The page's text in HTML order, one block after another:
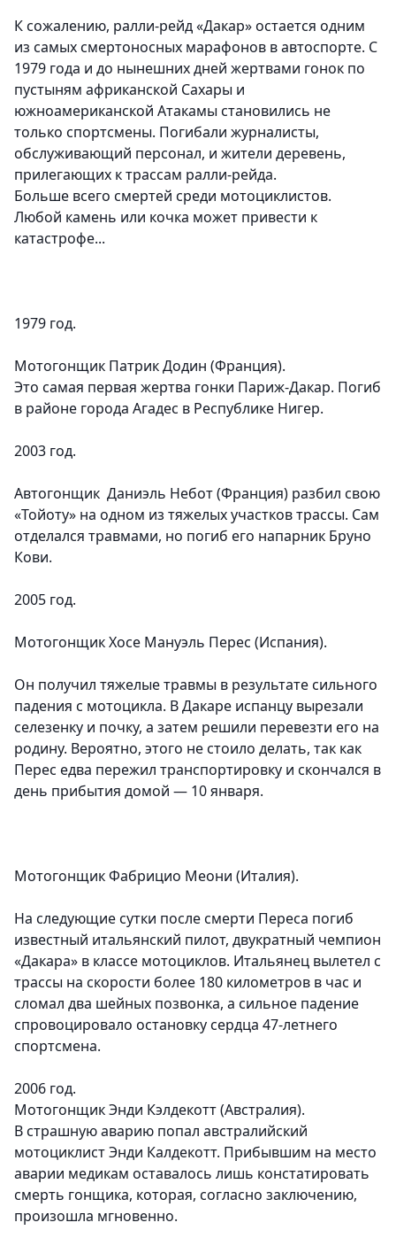
К сожалению, ралли-рейд «Дакар» остается одним
из самых смертоносных марафонов в автоспорте. С
1979 года и до нынешних дней жертвами гонок по
пустыням африканской Сахары и
южноамериканской Атакамы становились не
только спортсмены. Погибали журналисты,
обслуживающий персонал, и жители деревень,
прилегающих к трассам ралли-рейда.
Больше всего смертей среди мотоциклистов.
Любой камень или кочка может привести к
катастрофе...
1979 год.
Мотогонщик Патрик Додин (Франция).
Это самая первая жертва гонки Париж-Дакар. Погиб
в районе города Агадес в Республике Нигер.
2003 год.
Автогонщик Даниэль Небот (Франция) разбил свою
«Тойоту» на одном из тяжелых участков трассы. Сам
отделался травмами, но погиб его напарник Бруно
Кови.
2005 год.
Мотогонщик Хосе Мануэль Перес (Испания).
Он получил тяжелые травмы в результате сильного
падения с мотоцикла. В Дакаре испанцу вырезали
селезенку и почку, а затем решили перевезти его на
родину. Вероятно, этого не стоило делать, так как
Перес едва пережил транспортировку и скончался в
день прибытия домой — 10 января.
Мотогонщик Фабрицио Меони (Италия).
На следующие сутки после смерти Переса погиб
известный итальянский пилот, двукратный чемпион
«Дакара» в классе мотоциклов. Итальянец вылетел с
трассы на скорости более 180 километров в час и
сломал два шейных позвонка, а сильное падение
спровоцировало остановку сердца 47-летнего
спортсмена.
2006 год.
Мотогонщик Энди Кэлдекотт (Австралия).
В страшную аварию попал австралийский
мотоциклист Энди Калдекотт. Прибывшим на место
аварии медикам оставалось лишь констатировать
смерть гонщика, которая, согласно заключению,
произошла мгновенно.